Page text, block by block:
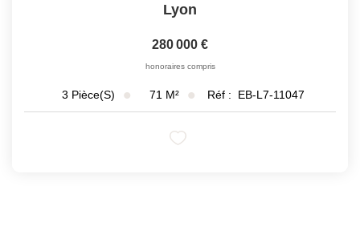
Lyon
280 000 €
honoraires compris
3 Pièce(s) 71 M² Réf : EB-L7-11047